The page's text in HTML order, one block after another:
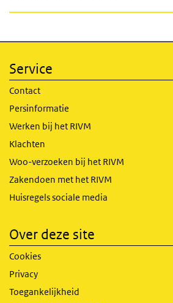
Service
Contact
Persinformatie
Werken bij het RIVM
Klachten
Woo-verzoeken bij het RIVM
Zakendoen met het RIVM
Huisregels sociale media
Over deze site
Cookies
Privacy
Toegankelijkheid